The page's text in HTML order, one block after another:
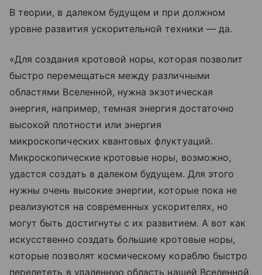
В теории, в далеком будущем и при должном
уровне развития ускорительной техники — да.
«Для создания кротовой норы, которая позволит
быстро перемещаться между различными
областями Вселенной, нужна экзотическая
энергия, например, темная энергия достаточно
высокой плотности или энергия
микроскопических квантовых флуктуаций.
Микроскопические кротовые норы, возможно,
удастся создать в далеком будущем. Для этого
нужны очень высокие энергии, которые пока не
реализуются на современных ускорителях, но
могут быть достигнуты с их развитием. А вот как
искусственно создать большие кротовые норы,
которые позволят космическому кораблю быстро
перелететь в удаленную область нашей Вселенной,